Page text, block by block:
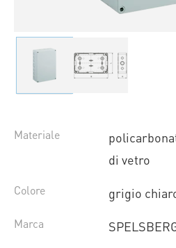
Materiale
di vetro
Colore grigio
Marca